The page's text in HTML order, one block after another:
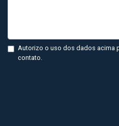
Autorizo o uso dos dados acima
contato.